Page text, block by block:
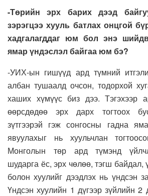
-Төрийн эрх барих дээд
зэрэгцээ хууль батлах онцгой
хадгалагддаг юм бол энэ
ямар үндэслэл байгаа юм бэ?
-УИХ-ын гишүүд ард түмний
албан тушаалд очсон, тодорхой
хаших хүмүүс биз дээ. Тэгэхээр
өөрсдөдөө эрх дарх тогтоох
зүтгээрэй гэж сонгосны гадна
явуулахыг нь хуульчлан
Монголын төр ард түмэнд
шударга ёс, эрх чөлөө, тэгш байдал,
болон хуулийг дээдлэх нь үндсэн
Үндсэн хуулийн 1 дүгээр зүйлийн 2